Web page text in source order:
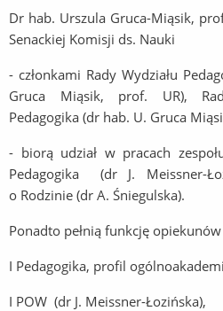
Dr hab. Urszula Gruca-Miąsik,
Senackiej Komisji ds. Nauki
- członkami Rady Wydziału
Gruca Miąsik, prof. UR),
Pedagogika (dr hab. U. Gruca
- biorą udział w pracach
Pedagogika (dr J. Meissner-
o Rodzinie (dr A. Śniegulska).
Ponadto pełnią funkcję
I Pedagogika, profil
I POW (dr J. Meissner-Łozińska),